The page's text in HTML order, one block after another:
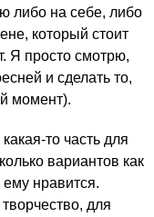
либо на себе, либо
который стоит
Я просто смотрю,
и сделать то,
момент).
то часть для
вариантов как
ему нравится.
для